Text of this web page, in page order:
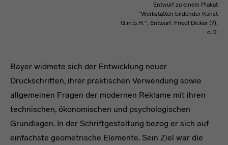
Bayer widmete sich der Entwicklung neuer
Druckschriften, ihrer praktischen Verwendung sowie
allgemeinen Fragen der modernen Reklame mit ihren
technischen, ökonomischen und psychologischen
Grundlagen. In der Schriftgestaltung bezog er sich auf
einfachste geometrische Elemente. Sein Ziel war die
Entwurf zu einem Plakat
"Werkstätten bildender Kunst
G.m.b.H.", Entwurf: Friedl Dicker (?),
o.D.